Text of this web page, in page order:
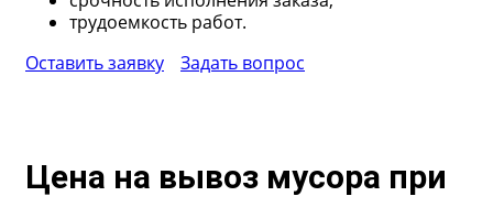
трудоемкость работ.
Оставить заявку
Задать вопрос
Цена на вывоз мусора при